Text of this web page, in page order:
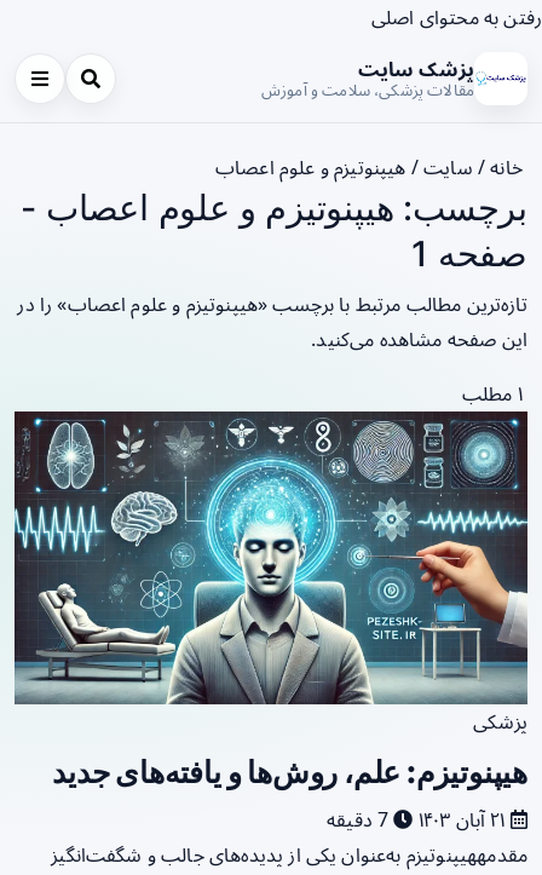
رفتن به محتوای اصلی
پزشک سایت
مقالات پزشکی، سلامت و آموزش
خانه/ سایت/ هیپنوتیزم و علوم اعصاب
برچسب: هیپنوتیزم و علوم اعصاب -
صفحه 1
تازه‌ترین مطالب مرتبط با برچسب «هیپنوتیزم و علوم اعصاب» را در
این صفحه مشاهده می‌کنید.
۱ مطلب
پزشکی
هیپنوتیزم: علم، روش‌ها و یافته‌های جدید
7 دقیقه
مقدمههیپنوتیزم به‌عنوان یکی از پدیده‌های جالب و شگفت‌انگیز